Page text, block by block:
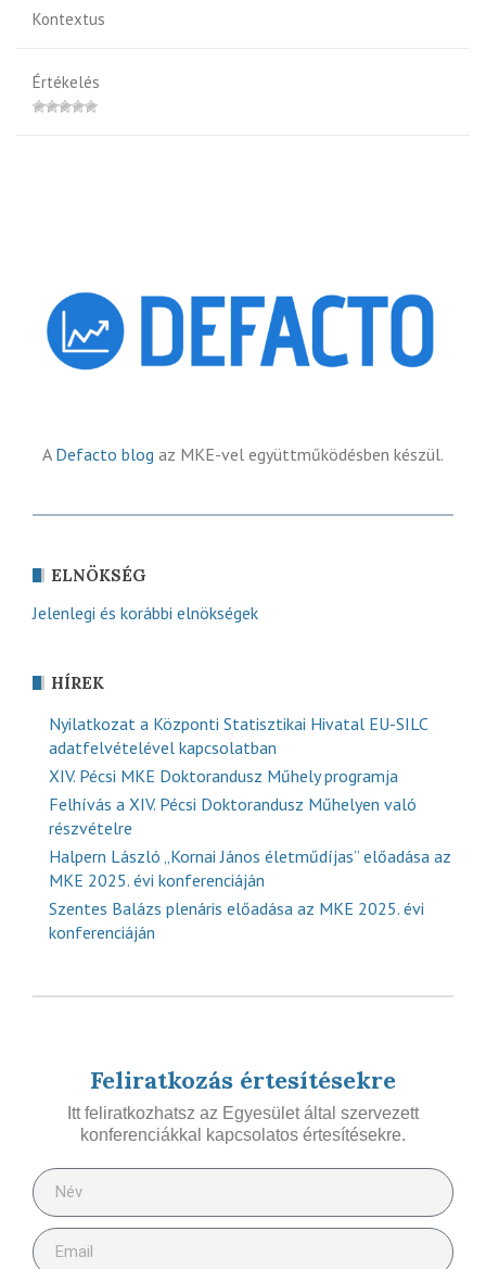
Kontextus
Értékelés
A Defacto blog az MKE-vel együttműködésben készül.
ELNÖKSÉG
Jelenlegi és korábbi elnökségek
HÍREK
Nyilatkozat a Központi Statisztikai Hivatal EU-SILC
adatfelvételével kapcsolatban
XIV. Pécsi MKE Doktorandusz Műhely programja
Felhívás a XIV. Pécsi Doktorandusz Műhelyen való
részvételre
Halpern László „Kornai János életműdíjas” előadása az
MKE 2025. évi konferenciáján
Szentes Balázs plenáris előadása az MKE 2025. évi
konferenciáján
Feliratkozás értesítésekre
Itt feliratkozhatsz az Egyesület által szervezett
konferenciákkal kapcsolatos értesítésekre.